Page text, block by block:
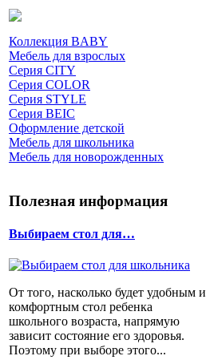
Коллекция BABY
Мебель для взрослых
Серия CITY
Серия COLOR
Серия STYLE
Серия BEIC
Оформление детской
Мебель для школьника
Мебель для новорожденных
Полезная информация
Выбираем стол для…
От того, насколько будет удобным и
комфортным стол ребенка
школьного возраста, напрямую
зависит состояние его здоровья.
Поэтому при выборе этого...